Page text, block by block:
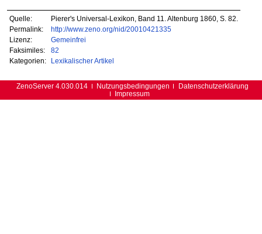
Quelle:
Pierer's Universal-Lexikon, Band 11. Altenburg 1860, S. 82.
Permalink:
http://www.zeno.org/nid/20010421335
Lizenz:
Gemeinfrei
Faksimiles:
82
Kategorien:
Lexikalischer Artikel
ZenoServer 4.030.014 Nutzungsbedingungen
Datenschutzerklärung
Impressum